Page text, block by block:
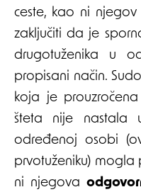
ceste, kao ni
zaključiti da je
drugotuženika u
propisani način.
koja je
šteta nije nastala
određenoj osobi
prvotuženiku) mogla
ni njegova